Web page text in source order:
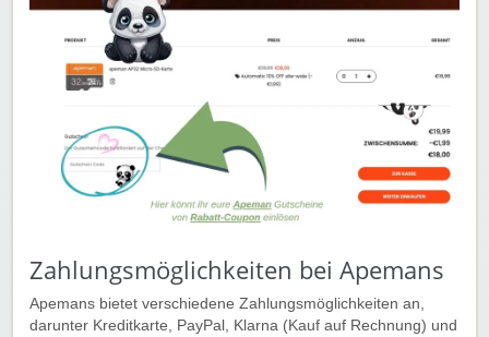
Zahlungsmöglichkeiten bei Apemans
Apemans bietet verschiedene Zahlungsmöglichkeiten an,
darunter Kreditkarte, PayPal, Klarna (Kauf auf Rechnung) und